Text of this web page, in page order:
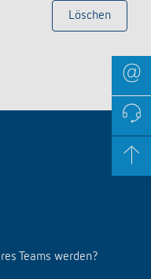
Teams werden?